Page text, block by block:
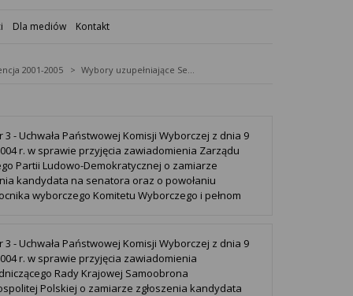
Dla mediów Kontakt
2001-2005 Wybory uzupełniające Senat 2004 - okręg nr 3
3 - Uchwała Państwowej Komisji Wyborczej z dnia 9
r. w sprawie przyjęcia zawiadomienia Zarządu
Partii Ludowo-Demokratycznej o zamiarze
kandydata na senatora oraz o powołaniu
wyborczego Komitetu Wyborczego i pełnom
3 - Uchwała Państwowej Komisji Wyborczej z dnia 9
r. w sprawie przyjęcia zawiadomienia
Rady Krajowej Samoobrona
Polskiej o zamiarze zgłoszenia kandydata